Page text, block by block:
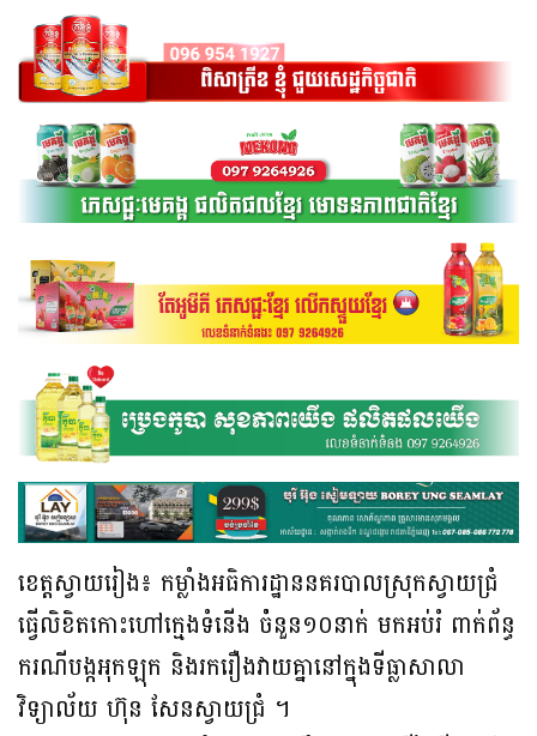
ខេត្តស្វាយរៀង៖ កម្លាំងអធិការដ្ឋាននគរបាលស្រុកស្វាយជ្រំ
ធ្វើលិខិតកោះហៅក្មេងទំនើង ចំំនួន១០នាក់ មកអប់រំ ពាក់ព័ន្ធ
ករណីបង្កអុកឡុក និងរករឿងវាយគ្នានៅក្នុងទីធ្លាសាលា
វិទ្យាល័យ ហ៊ុន សែនស្វាយជ្រំ ។